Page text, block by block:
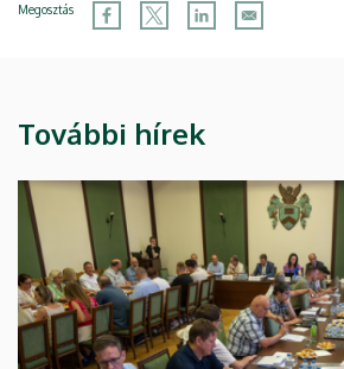
Megosztás
További hírek